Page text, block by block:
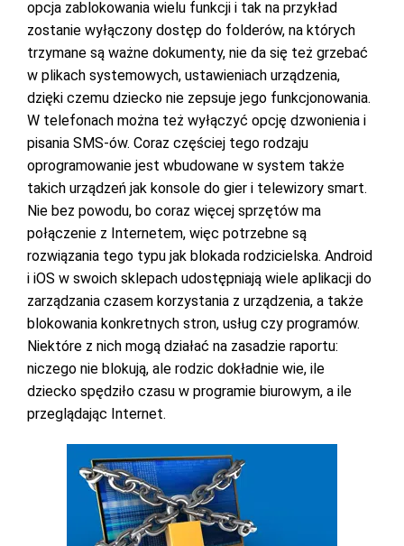
opcja zablokowania wielu funkcji i tak na przykład
zostanie wyłączony dostęp do folderów, na których
trzymane są ważne dokumenty, nie da się też grzebać
w plikach systemowych, ustawieniach urządzenia,
dzięki czemu dziecko nie zepsuje jego funkcjonowania.
W telefonach można też wyłączyć opcję dzwonienia i
pisania SMS-ów. Coraz częściej tego rodzaju
oprogramowanie jest wbudowane w system także
takich urządzeń jak konsole do gier i telewizory smart.
Nie bez powodu, bo coraz więcej sprzętów ma
połączenie z Internetem, więc potrzebne są
rozwiązania tego typu jak blokada rodzicielska. Android
i iOS w swoich sklepach udostępniają wiele aplikacji do
zarządzania czasem korzystania z urządzenia, a także
blokowania konkretnych stron, usług czy programów.
Niektóre z nich mogą działać na zasadzie raportu:
niczego nie blokują, ale rodzic dokładnie wie, ile
dziecko spędziło czasu w programie biurowym, a ile
przeglądając Internet.